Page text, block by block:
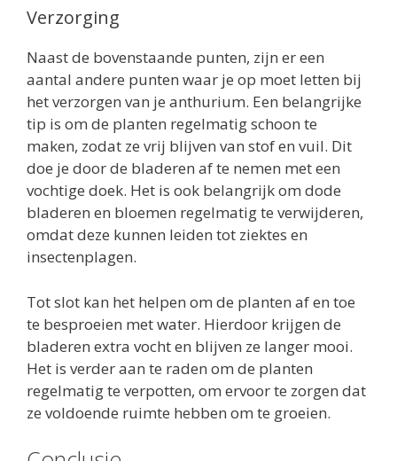
Verzorging
Naast de bovenstaande punten, zijn er een
aantal andere punten waar je op moet letten bij
het verzorgen van je anthurium. Een belangrijke
tip is om de planten regelmatig schoon te
maken, zodat ze vrij blijven van stof en vuil. Dit
doe je door de bladeren af te nemen met een
vochtige doek. Het is ook belangrijk om dode
bladeren en bloemen regelmatig te verwijderen,
omdat deze kunnen leiden tot ziektes en
insectenplagen.
Tot slot kan het helpen om de planten af en toe
te besproeien met water. Hierdoor krijgen de
bladeren extra vocht en blijven ze langer mooi.
Het is verder aan te raden om de planten
regelmatig te verpotten, om ervoor te zorgen dat
ze voldoende ruimte hebben om te groeien.